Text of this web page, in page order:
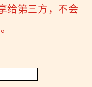
给第三方，不会